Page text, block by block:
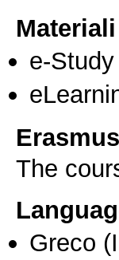
e-
Erasmus
The
Greco